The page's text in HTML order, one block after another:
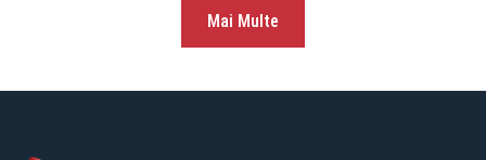
Mai Multe